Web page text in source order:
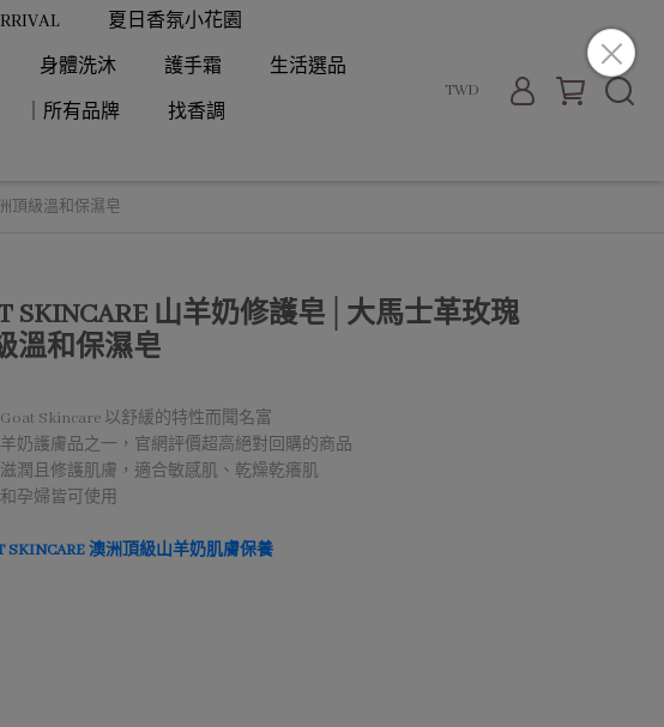
夏日香氛小花園
身體洗沐 護手霜 生活選品
｜所有品牌 找香調
TWD
頂級溫和保濕皂
SKINCARE 山羊奶修護皂│大馬士革玫瑰
溫和保濕皂
Skincare 以舒緩的特性而聞名富
奶護膚品之一，官網評價超高絕對回購的商品
潤且修護肌膚，適合敏感肌、乾燥乾癢肌
孕婦皆可使用
SKINCARE 澳洲頂級山羊奶肌膚保養